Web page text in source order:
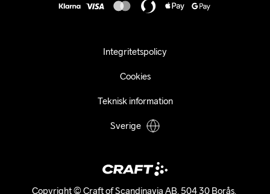
Copyright © Craft of Scandinavia AB, 504 30 Borås.
Integritetspolicy
Cookies
Teknisk information
Sverige